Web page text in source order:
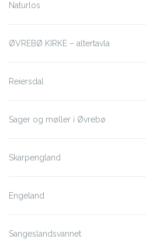
Naturlos
ØVREBØ KIRKE – altertavla
Reiersdal
Sager og møller i Øvrebø
Skarpengland
Engeland
Sangeslandsvannet